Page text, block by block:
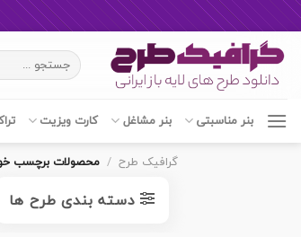
content
جستجو
برای:
بنر مناسبتی بنر مشاغل کارت ویزیت
گرافیک طرح / محصولات برچسب
دسته بندی طرح ها